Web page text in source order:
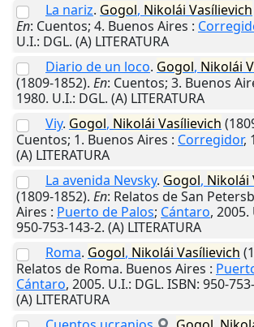
La nariz. Gogol, Nikolái Vasílievich
En: Cuentos; 4. Buenos Aires :
U.I.: DGL. (A) LITERATURA
Diario de un loco. Gogol, Nikolái
(1809-1852). En: Cuentos; 3. Buenos
1980. U.I.: DGL. (A) LITERATURA
Viy. Gogol, Nikolái Vasílievich
Cuentos; 1. Buenos Aires : Corregidor,
(A) LITERATURA
La avenida Nevsky. Gogol, Nikolái
(1809-1852). En: Relatos de San
Aires : Puerto de Palos; Cántaro, 2005.
950-753-143-2. (A) LITERATURA
Roma. Gogol, Nikolái Vasílievich
Relatos de Roma. Buenos Aires :
Cántaro, 2005. U.I.: DGL. ISBN: 950-
(A) LITERATURA